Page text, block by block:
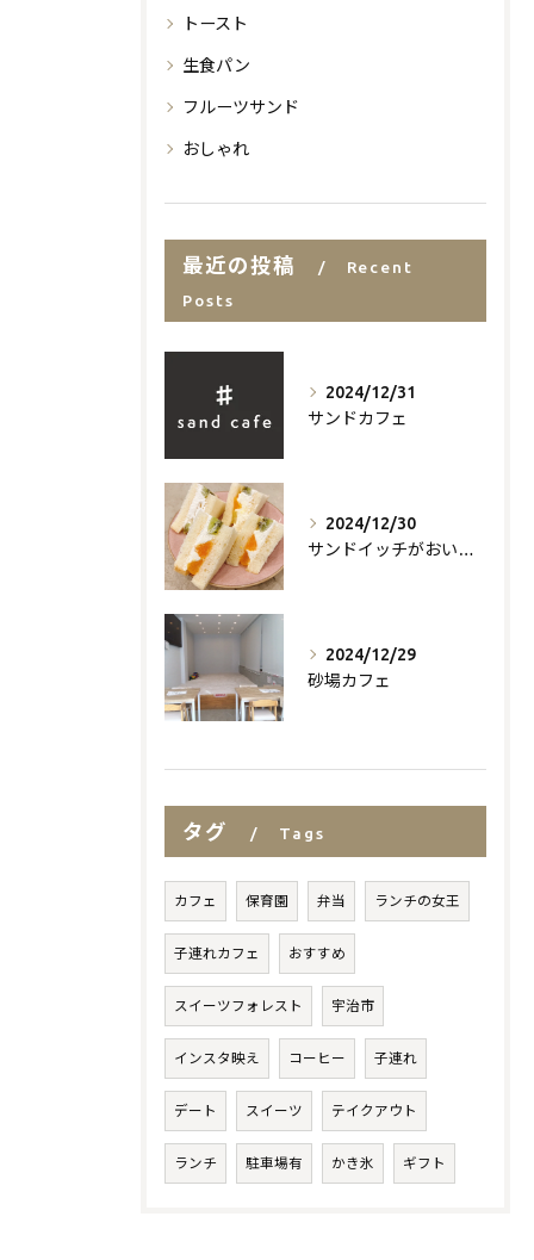
トースト
生食パン
フルーツサンド
おしゃれ
最近の投稿
Recent
Posts
2024/12/31
サンドカフェ
2024/12/30
サンドイッチがおいしいお店
2024/12/29
砂場カフェ
タグ Tags
カフェ 保育園 弁当 ランチの女王
子連れカフェ おすすめ
スイーツフォレスト 宇治市
インスタ映え コーヒー 子連れ
デート スイーツ テイクアウト
ランチ 駐車場有 かき氷 ギフト